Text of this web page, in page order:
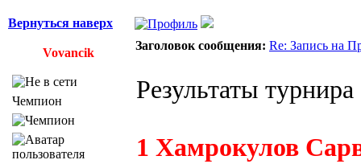
Вернуться наверх
Vovancik
Заголовок сообщения: Re: Запись на
Чемпион Результаты турнира
1 Хамрокулов